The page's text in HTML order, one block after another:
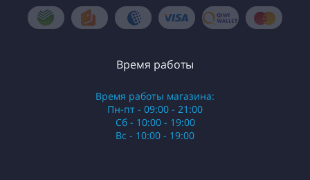
Время работы
Время работы магазина:
Пн-пт - 09:00 - 21:00
Сб - 10:00 - 19:00
Вс - 10:00 - 19:00